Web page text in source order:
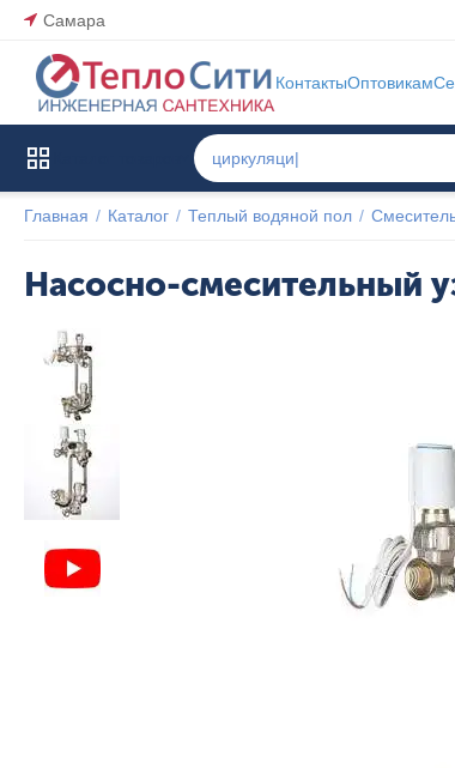
Самара
КонтактыОптовикам
Главная / Каталог / Теплый водяной пол /
Насосно-смесительный
Указана
последней
продажи